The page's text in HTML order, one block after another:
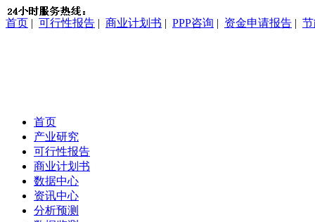
首页 | 可行性报告 | 商业计划书 | PPP咨询 | 资金申请报告 |
首页
产业研究
可行性报告
商业计划书
数据中心
资讯中心
分析预测